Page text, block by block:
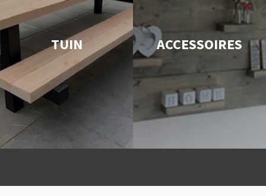
TUIN ACCESSOIRES